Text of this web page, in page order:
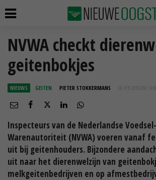
NVWA checkt
geitenbokjes
NIEUWS GEITEN PIETER STOKKERMANS 06 FEB 2018 OM 14:00
Inspecteurs van de Nederlandse
Warenautoriteit (NVWA) voeren vanaf
uit bij geitenhouders. Bijzondere
uit naar het dierenwelzijn van
melkgeitenbedrijven en op